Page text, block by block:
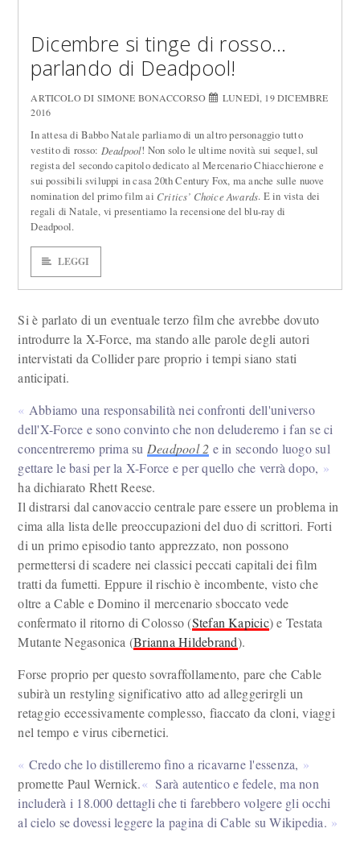
Dicembre si tinge di rosso…
parlando di Deadpool!
ARTICOLO DI SIMONE BONACCORSO
LUNEDÌ, 19 DICEMBRE
2016
In attesa di Babbo Natale parliamo di un altro personaggio tutto
vestito di rosso: Deadpool! Non solo le ultime novità sui sequel, sul
regista del secondo capitolo dedicato al Mercenario Chiacchierone e
sui possibili sviluppi in casa 20th Century Fox, ma anche sulle nuove
nomination del primo film ai Critics’ Choice Awards. E in vista dei
regali di Natale, vi presentiamo la recensione del blu-ray di
Deadpool.
LEGGI
Si è parlato di un eventuale terzo film che avrebbe dovuto
introdurre la X-Force, ma stando alle parole degli autori
intervistati da Collider pare proprio i tempi siano stati
anticipati.
Abbiamo una responsabilità nei confronti dell'universo
dell'X-Force e sono convinto che non deluderemo i fan se ci
concentreremo prima su Deadpool 2 e in secondo luogo sul
gettare le basi per la X-Force e per quello che verrà dopo,
ha dichiarato Rhett Reese.
Il distrarsi dal canovaccio centrale pare essere un problema in
cima alla lista delle preoccupazioni del duo di scrittori. Forti
di un primo episodio tanto apprezzato, non possono
permettersi di scadere nei classici peccati capitali dei film
tratti da fumetti. Eppure il rischio è incombente, visto che
oltre a Cable e Domino il mercenario sboccato vede
confermato il ritorno di Colosso (Stefan Kapicic) e Testata
Mutante Negasonica (Brianna Hildebrand).
Forse proprio per questo sovraffollamento, pare che Cable
subirà un restyling significativo atto ad alleggerirgli un
retaggio eccessivamente complesso, fiaccato da cloni, viaggi
nel tempo e virus cibernetici.
Credo che lo distilleremo fino a ricavarne l'essenza,
promette Paul Wernick.
Sarà autentico e fedele, ma non
includerà i 18.000 dettagli che ti farebbero volgere gli occhi
al cielo se dovessi leggere la pagina di Cable su Wikipedia.